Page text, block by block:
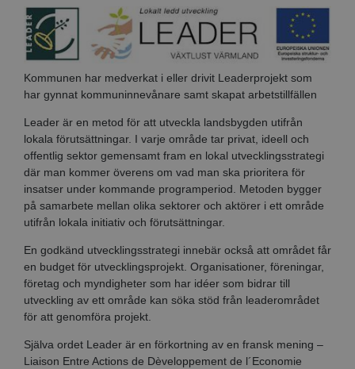
Kommunen har medverkat i eller drivit Leaderprojekt som
har gynnat kommuninnevånare samt skapat arbetstillfällen
Leader är en metod för att utveckla landsbygden utifrån
lokala förutsättningar. I varje område tar privat, ideell och
offentlig sektor gemensamt fram en lokal utvecklingsstrategi
där man kommer överens om vad man ska prioritera för
insatser under kommande programperiod. Metoden bygger
på samarbete mellan olika sektorer och aktörer i ett område
utifrån lokala initiativ och förutsättningar.
En godkänd utvecklingsstrategi innebär också att området får
en budget för utvecklingsprojekt. Organisationer, föreningar,
företag och myndigheter som har idéer som bidrar till
utveckling av ett område kan söka stöd från leaderområdet
för att genomföra projekt.
Själva ordet Leader är en förkortning av en fransk mening –
Liaison Entre Actions de Dèveloppement de l´Economie